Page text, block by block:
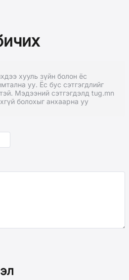
хууль зүйн болон ёс
уу. Ёс бус сэтгэгдлийг
Мэдээний сэтгэгдэлд tug.mn
болохыг анхаарна уу